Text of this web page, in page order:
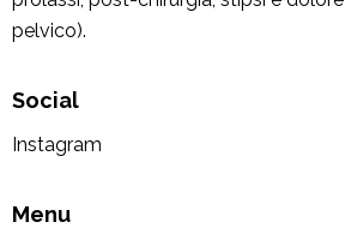
pelvico).
Social
Instagram
Menu